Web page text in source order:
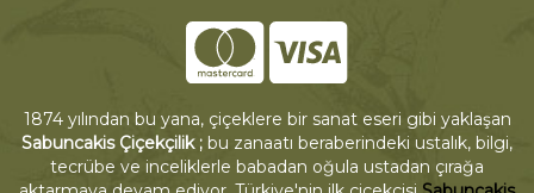
1874 yılından bu yana, çiçeklere bir sanat eseri gibi yaklaşan
Sabuncakis Çiçekçilik ; bu zanaatı beraberindeki ustalık, bilgi,
tecrübe ve inceliklerle babadan oğula ustadan çırağa